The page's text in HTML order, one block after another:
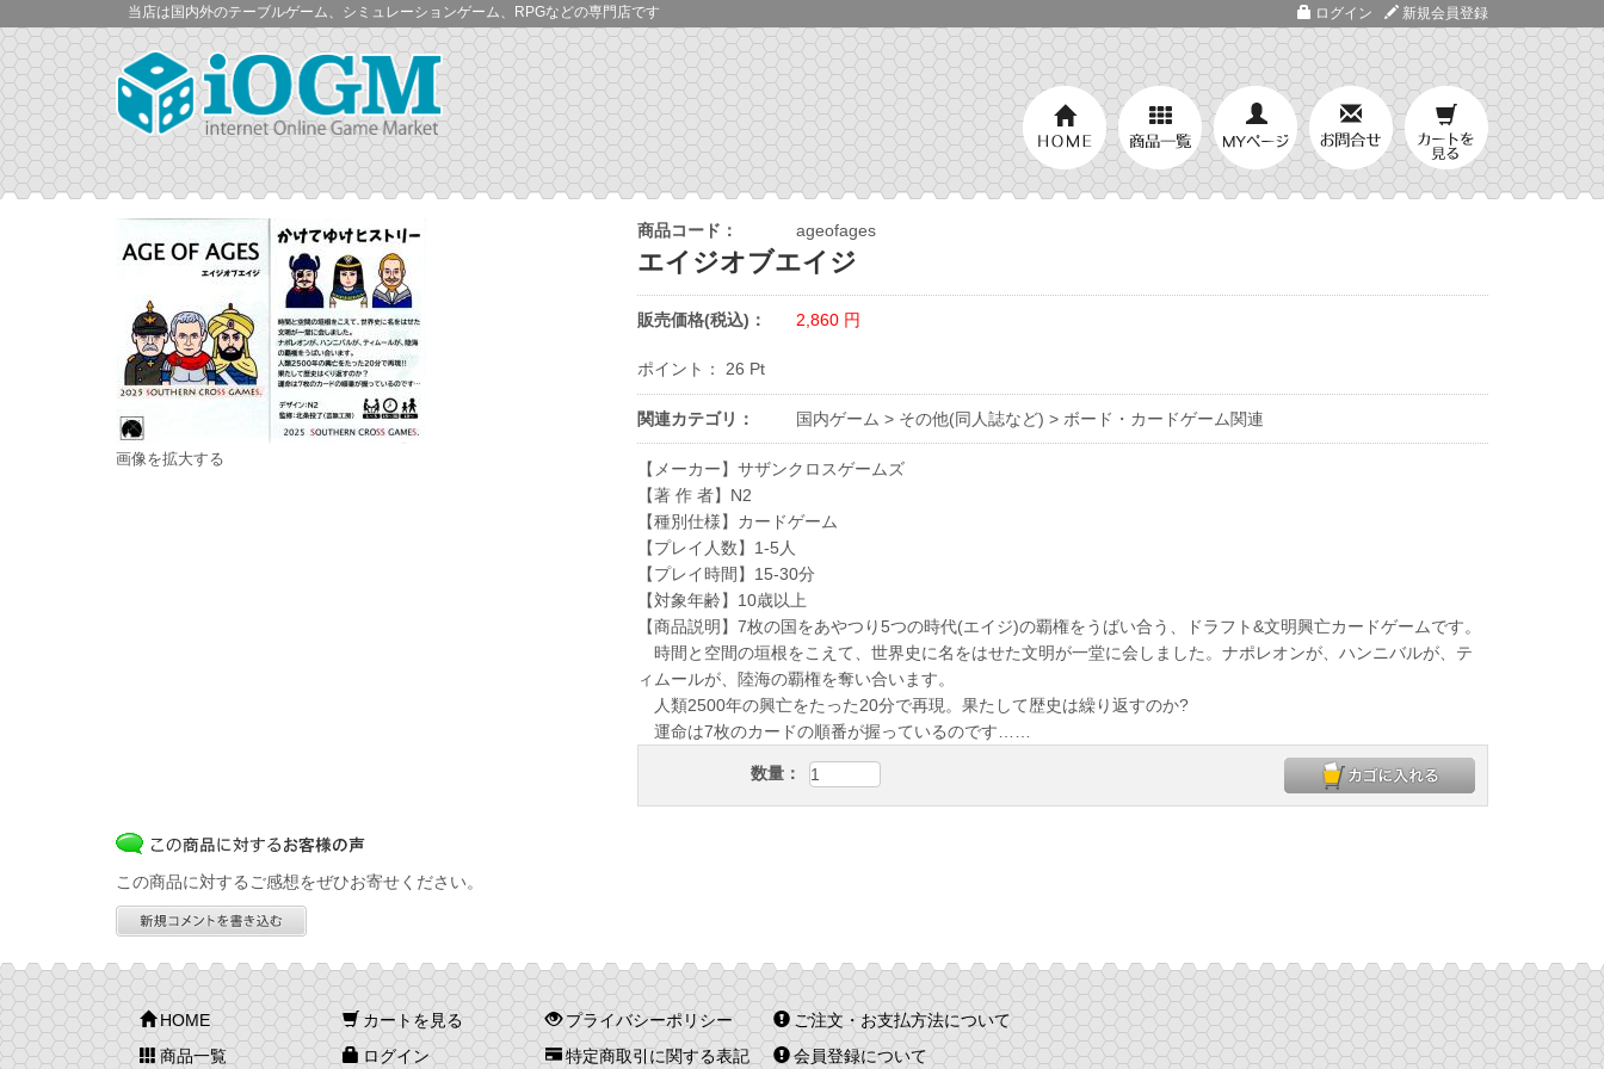
当店は国内外のテーブルゲーム、シミュレーションゲーム、RPGなどの専門店です ログイン 新規会員登録
画像を拡大する
商品コード： ageofages
エイジオブエイジ
販売価格(税込)： 2,860 円
ポイント： 26 Pt
関連カテゴリ： 国内ゲーム > その他(同人誌など) > ボード・カードゲーム関連
【メーカー】サザンクロスゲームズ
【著 作 者】N2
【種別仕様】カードゲーム
【プレイ人数】1-5人
【プレイ時間】15-30分
【対象年齢】10歳以上
【商品説明】7枚の国をあやつり5つの時代(エイジ)の覇権をうばい合う、ドラフト&文明興亡カードゲームです。
時間と空間の垣根をこえて、世界史に名をはせた文明が一堂に会しました。ナポレオンが、ハンニバルが、テ
ィムールが、陸海の覇権を奪い合います。
人類2500年の興亡をたった20分で再現。果たして歴史は繰り返すのか?
運命は7枚のカードの順番が握っているのです……
数量：
この商品に対するご感想をぜひお寄せください。
HOME
商品一覧
カートを見る
ログイン
プライバシーポリシー
特定商取引に関する表記
ご注文・お支払方法について
会員登録について